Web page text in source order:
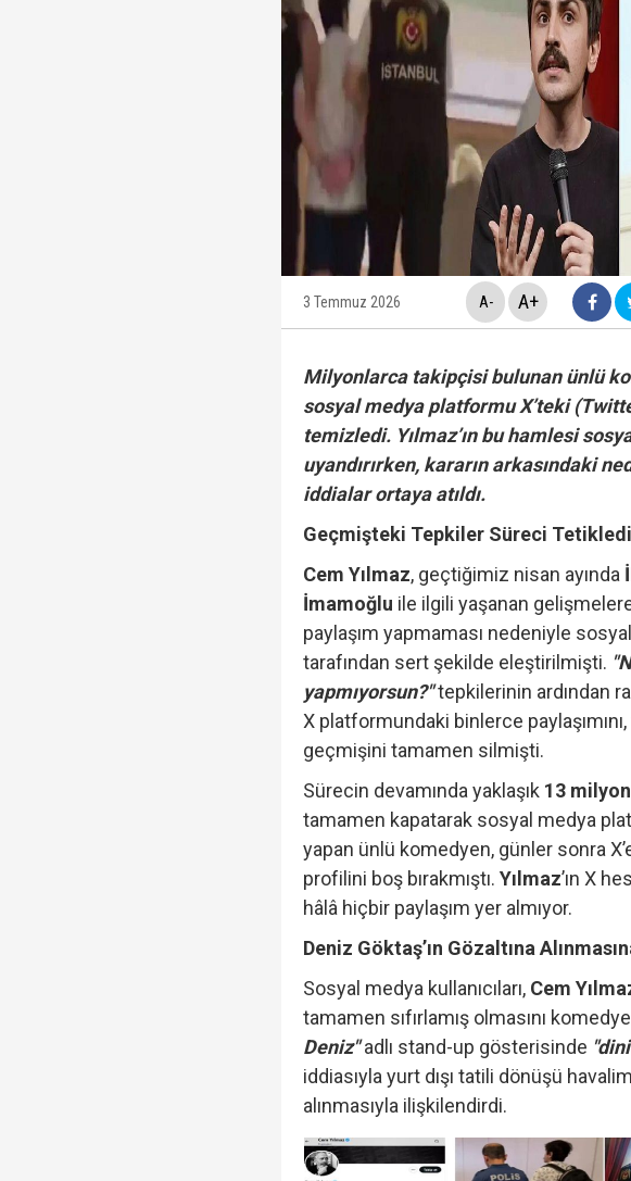
Trabzonspor, KAP'a bildirdi...
İzmir Büyükşehir Belediyesi'nde
Ünlüler soruşturmasında yeni
Veli Ağbaba'nın ağabeyi Hür Ağbaba
3 Temmuz 2026 A- A+
Milyonlarca takipçisi bulunan ünlü
sosyal medya platformu X’teki
temizledi. Yılmaz’ın bu hamlesi
uyandırırken, kararın arkasındaki
iddialar ortaya atıldı.
Geçmişteki Tepkiler Süreci Tetikledi
Cem Yılmaz, geçtiğimiz nisan ayında
İmamoğlu ile ilgili yaşanan
paylaşım yapmaması nedeniyle sosyal
tarafından sert şekilde eleştirilmişti.
yapmıyorsun?"tepkilerinin ardından
X platformundaki binlerce
geçmişini tamamen silmişti.
Sürecin devamında yaklaşık 13
tamamen kapatarak sosyal medya
yapan ünlü komedyen, günler sonra
profilini boş bırakmıştı.Yılmaz’ın X
hâlâ hiçbir paylaşım yer almıyor.
Deniz Göktaş’ın Gözaltına
Sosyal medya kullanıcıları, Cem
tamamen sıfırlamış olmasını
Deniz"adlı stand-up gösterisinde
iddiasıyla yurt dışı tatili dönüşü
alınmasıyla ilişkilendirdi.